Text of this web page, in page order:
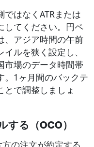
ではなくATRまたは
してください。円ペ
、アジア時間の午前
ルを狭く設定し、
市場のデータ時間帯
。1ヶ月間のバックテ
とで調整しましょ
する（OCO）
の注文が約定する